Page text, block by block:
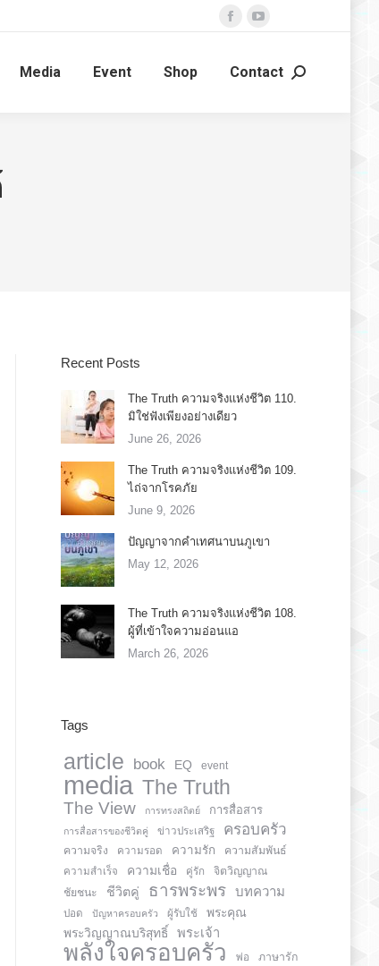
Facebook
opens
YouTube
opens
Media Event Shop Contact Search:
Recent Posts
The Truth ความจริงแห่งชีวิต 110.
มิใช่ฟังเพียงอย่างเดียว
June 26, 2026
The Truth ความจริงแห่งชีวิต 109.
ไถ่จากโรคภัย
June 9, 2026
ปัญญาจากคำเทศนาบนภูเขา
May 12, 2026
The Truth ความจริงแห่งชีวิต 108.
ผู้ที่เข้าใจความอ่อนแอ
March 26, 2026
Tags
article book EQ event
media The Truth
The View การทรงสถิตย์ การสื่อสาร
การสื่อสารของชีวิตคู่ ข่าวประเสริฐ ครอบครัว
ความจริง ความรอด ความรัก ความสัมพันธ์
ความสำเร็จ ความเชื่อ คู่รัก
จิตวิญญาณ
ชัยชนะ
ชีวิตคู่ ธารพระพร บทความ
ปอด ปัญหาครอบครัว ผู้รับใช้
พระคุณ
พระวิญญาณบริสุทธิ์
พระเจ้า
พลังใจครอบครัว พ่อ ภาษารัก